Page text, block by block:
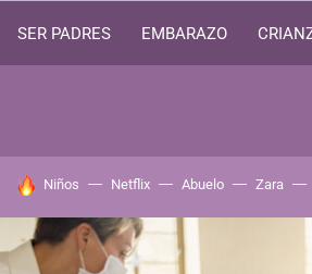
SER PADRES EMBARAZO
HOY SE HABLA DE
Niños Netflix Abuelo Zara